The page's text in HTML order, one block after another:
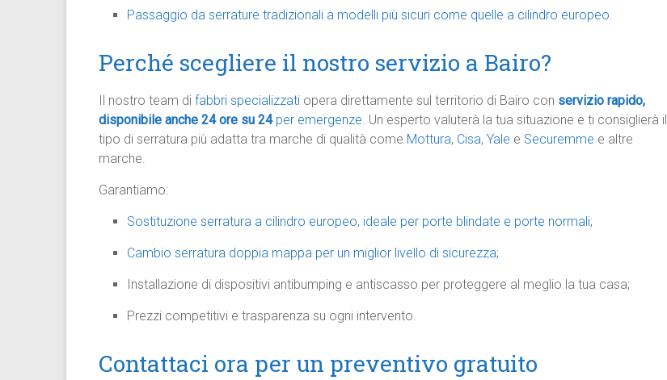
Passaggio da serrature tradizionali a modelli più sicuri come quelle a cilindro europeo.
Perché scegliere il nostro servizio a Bairo?
Il nostro team di fabbri specializzati opera direttamente sul territorio di Bairo con servizio rapido,
disponibile anche 24 ore su 24per emergenze. Un esperto valuterà la tua situazione e ti consiglierà il
tipo di serratura più adatta tra marche di qualità come Mottura, Cisa, Yale e Securemme e altre
marche.
Garantiamo:
Sostituzione serratura a cilindro europeo, ideale per porte blindate e porte normali;
Cambio serratura doppia mappa per un miglior livello di sicurezza;
Installazione di dispositivi antibumping e antiscasso per proteggere al meglio la tua casa;
Prezzi competitivi e trasparenza su ogni intervento.
Contattaci ora per un preventivo gratuito